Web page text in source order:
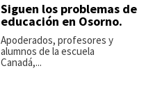
Siguen los problemas de
educación en Osorno.
Apoderados, profesores y
alumnos de la escuela
Canadá,...